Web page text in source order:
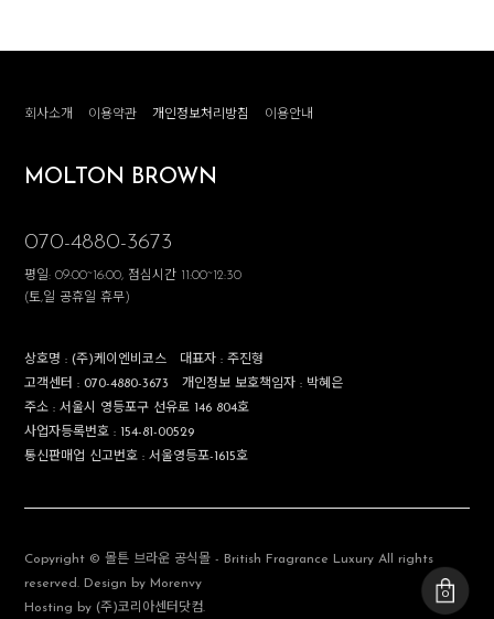
0
회사소개 이용약관 개인정보처리방침 이용안내
MOLTON BROWN
070-4880-3673
평일: 09:00~16:00, 점심시간 11:00~12:30
(토,일 공휴일 휴무)
상호명 :(주)케이엔비코스 대표자 :주진형
고객센터 : 070-4880-3673 개인정보 보호책임자 : 박혜은
주소 :서울시 영등포구 선유로 146 804호
사업자등록번호 : 154-81-00529
통신판매업 신고번호 :서울영등포-1615호
Copyright © 몰튼 브라운 공식몰 - British Fragrance Luxury All rights
reserved. Design by Morenvy
Hosting by (주)코리아센터닷컴.